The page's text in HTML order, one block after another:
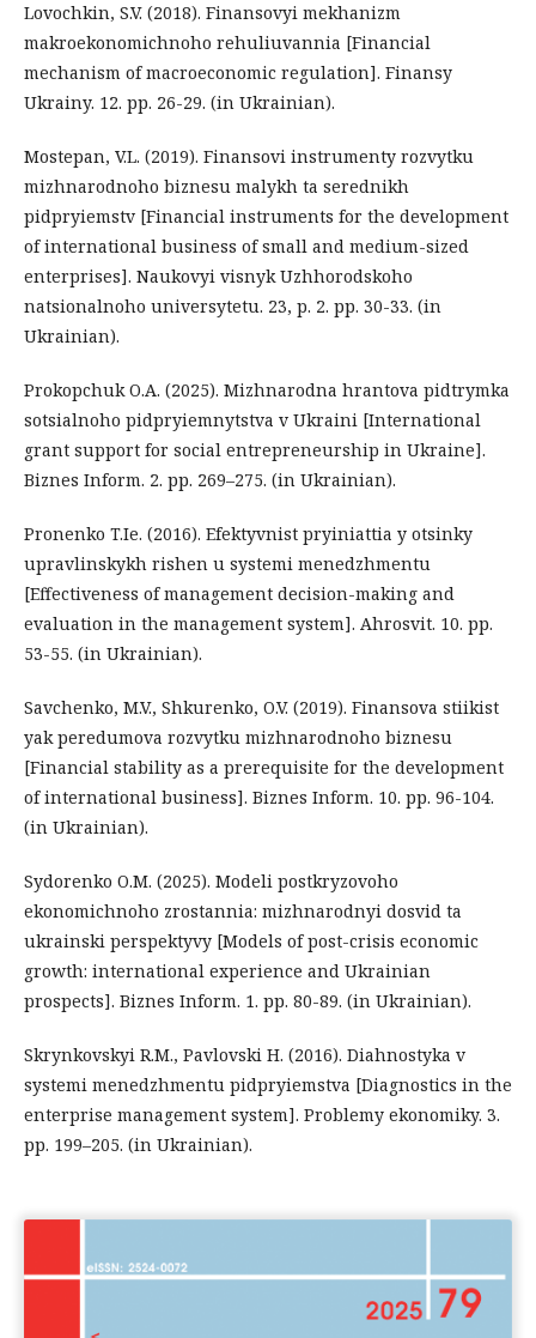
Lovochkin, S.V. (2018). Finansovyi mekhanizm
makroekonomichnoho rehuliuvannia [Financial
mechanism of macroeconomic regulation]. Finansy
Ukrainy. 12. рр. 26-29. (in Ukrainian).
Mostepan, V.L. (2019). Finansovi instrumenty rozvytku
mizhnarodnoho biznesu malykh ta serednikh
pidpryiemstv [Financial instruments for the development
of international business of small and medium-sized
enterprises]. Naukovyi visnyk Uzhhorodskoho
natsionalnoho universytetu. 23, p. 2. рр. 30-33. (in
Ukrainian).
Prokopchuk O.A. (2025). Mizhnarodna hrantova pidtrymka
sotsialnoho pidpryiemnytstva v Ukraini [International
grant support for social entrepreneurship in Ukraine].
Biznes Inform. 2. рр. 269–275. (in Ukrainian).
Pronenko T.Ie. (2016). Efektyvnist pryiniattia y otsinky
upravlinskykh rishen u systemi menedzhmentu
[Effectiveness of management decision-making and
evaluation in the management system]. Ahrosvit. 10. рр.
53-55. (in Ukrainian).
Savchenko, M.V., Shkurenko, O.V. (2019). Finansova stiikist
yak peredumova rozvytku mizhnarodnoho biznesu
[Financial stability as a prerequisite for the development
of international business]. Biznes Inform. 10. рр. 96-104.
(in Ukrainian).
Sydorenko O.M. (2025). Modeli postkryzovoho
ekonomichnoho zrostannia: mizhnarodnyi dosvid ta
ukrainski perspektyvy [Models of post-crisis economic
growth: international experience and Ukrainian
prospects]. Biznes Inform. 1. рр. 80-89. (in Ukrainian).
Skrynkovskyi R.M., Pavlovski H. (2016). Diahnostyka v
systemi menedzhmentu pidpryiemstva [Diagnostics in the
enterprise management system]. Problemy ekonomiky. 3.
рр. 199–205. (in Ukrainian).